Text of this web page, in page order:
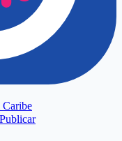
Caribe
Publicar